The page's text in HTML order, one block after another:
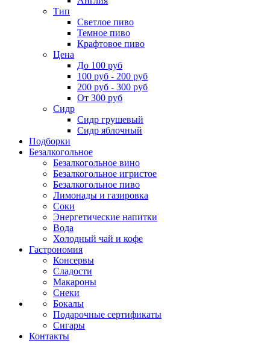
Тип
Светлое пиво
Темное пиво
Крафтовое пиво
Цена
До 100 руб
100 руб - 200 руб
200 руб - 300 руб
От 300 руб
Сидр
Сидр грушевый
Сидр яблочный
Подборки
Безалкогольное
Безалкогольное вино
Безалкогольное игристое
Безалкогольное пиво
Лимонады и газировка
Соки
Энергетические напитки
Вода
Холодный чай и кофе
Гастрономия
Консервы
Сладости
Макароны
Снеки
Бокалы
Подарочные сертификаты
Сигары
Контакты